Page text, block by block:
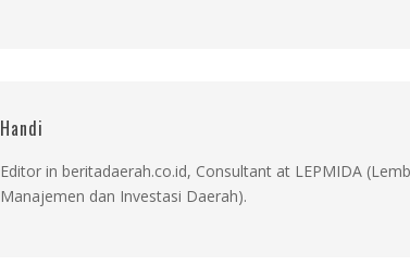
Handi
Editor in beritadaerah.co.id, Consultant at LEPMIDA
Manajemen dan Investasi Daerah).